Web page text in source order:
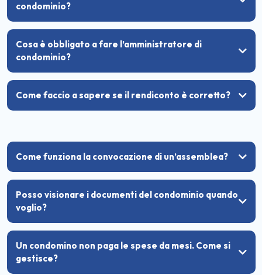
condominio?
Cosa è obbligato a fare l’amministratore di
condominio?
Come faccio a sapere se il rendiconto è corretto?
Come funziona la convocazione di un’assemblea?
Posso visionare i documenti del condominio quando
voglio?
Un condomino non paga le spese da mesi. Come si
gestisce?